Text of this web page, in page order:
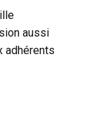
aussi
adhérents